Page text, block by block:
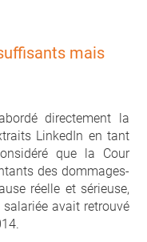
mais
directement la
LinkedIn en tant
que la Cour
des dommages-
réelle et sérieuse,
avait retrouvé